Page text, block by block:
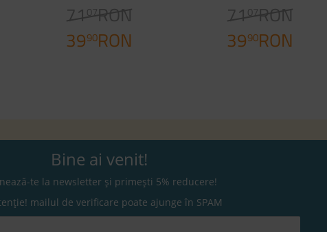
7107RON
3990RON
7107RON
3990RON
Bine ai venit!
te la newsletter și primești 5% reducere!
mailul de verificare poate ajunge în SPAM